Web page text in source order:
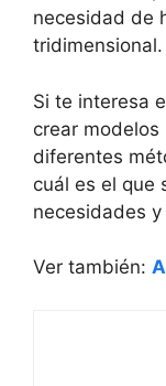
necesidad de
tridimensional.
Si te interesa
crear
diferentes
cuál es el que
necesidades
Ver también: